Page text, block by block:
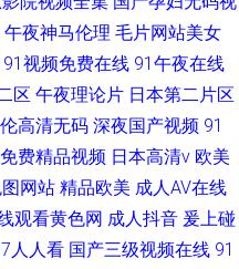
午夜神马伦理 毛片网站美女
91视频免费在线 91午夜在线
区 午夜理论片 日本第二片区
高清无码 深夜国产视频 91
费精品视频 日本高清v 欧美
网站 精品欧美 成人AV在线
观看黄色网 成人抖音 爰上碰
人人看 国产三级视频在线 91